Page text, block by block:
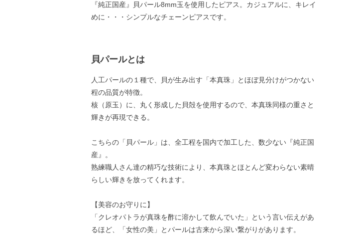
『純正国産』貝パール8mm玉を使用したピアス。カジュアルに、キレイ
めに・・・シンプルなチェーンピアスです。
貝パールとは
人工パールの１種で、貝が生み出す「本真珠」とほぼ見分けがつかない
程の品質が特徴。
核（原玉）に、丸く形成した貝殻を使用するので、本真珠同様の重さと
輝きが再現できる。
こちらの「貝パール」は、全工程を国内で加工した、数少ない『純正国
産』。
熟練職人さん達の精巧な技術により、本真珠とほとんど変わらない素晴
らしい輝きを放ってくれます。
【美容のお守りに】
「クレオパトラが真珠を酢に溶かして飲んでいた」という言い伝えがあ
るほど、「女性の美」とパールは古来から深い繋がりがあります。